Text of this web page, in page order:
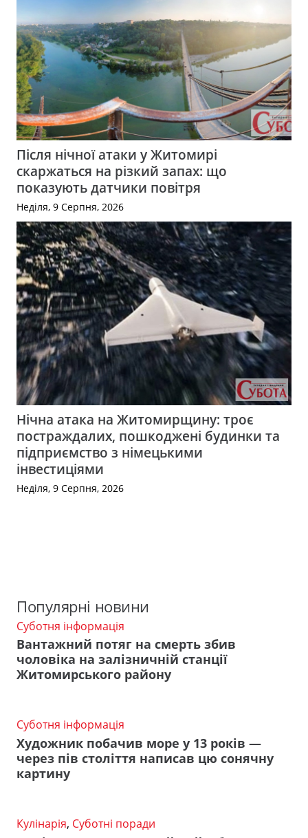
Після нічної атаки у Житомирі
скаржаться на різкий запах: що
показують датчики повітря
Неділя, 9 Серпня, 2026
Нічна атака на Житомирщину: троє
постраждалих, пошкоджені будинки та
підприємство з німецькими
інвестиціями
Неділя, 9 Серпня, 2026
Популярні новини
Суботня інформація
Вантажний потяг на смерть збив
чоловіка на залізничній станції
Житомирського району
Суботня інформація
Художник побачив море у 13 років —
через пів століття написав цю сонячну
картину
Кулінарія, Суботні поради